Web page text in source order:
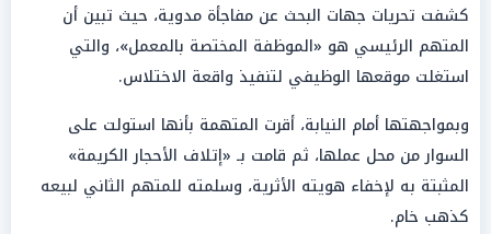
كشفت تحريات جهات البحث عن مفاجأة مدوية، حيث تبين أن
المتهم الرئيسي هو «الموظفة المختصة بالمعمل»، والتي
استغلت موقعها الوظيفي لتنفيذ واقعة الاختلاس.
وبمواجهتها أمام النيابة، أقرت المتهمة بأنها استولت على
السوار من محل عملها، ثم قامت بـ «إتلاف الأحجار الكريمة»
المثبتة به لإخفاء هويته الأثرية، وسلمته للمتهم الثاني لبيعه
كذهب خام.